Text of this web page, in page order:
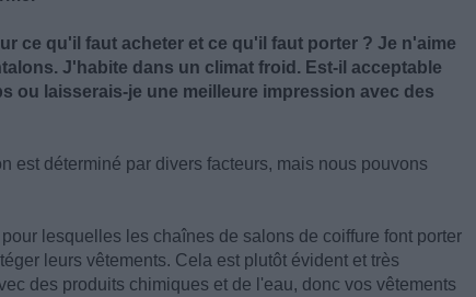
ce qu'il faut acheter et ce qu'il faut porter ? Je n'aime
J'habite dans un climat froid. Est-il acceptable
ou laisserais-je une meilleure impression avec des
est déterminé par divers facteurs, mais nous pouvons
lesquelles les chaînes de salons de coiffure font porter
leurs vêtements. Cela est plutôt évident et très
des produits chimiques et de l'eau, donc vos vêtements